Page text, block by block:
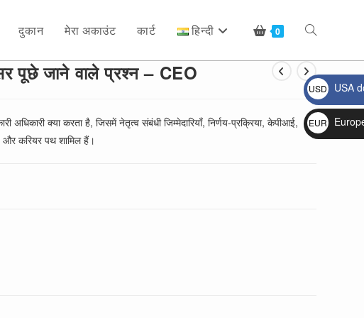
दुकान मेरा अकाउंट कार्ट हिन्दी 0 Toggle
website
पूछे जाने वाले प्रश्न – CEO
अधिकारी क्या करता है, जिसमें नेतृत्व संबंधी जिम्मेदारियाँ, निर्णय-प्रक्रिया, केपीआई,
और करियर पथ शामिल हैं।
USD
$
USA
EUR
€